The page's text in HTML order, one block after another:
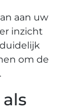
aan uw
inzicht
om de